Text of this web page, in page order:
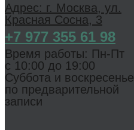
Адрес: г. Москва, ул.
Красная Сосна, 3
+7 977 355 61 98
Время работы: Пн-Пт
с 1 0:00 до 19:00
Суббота и воскресенье
по предварительной
записи